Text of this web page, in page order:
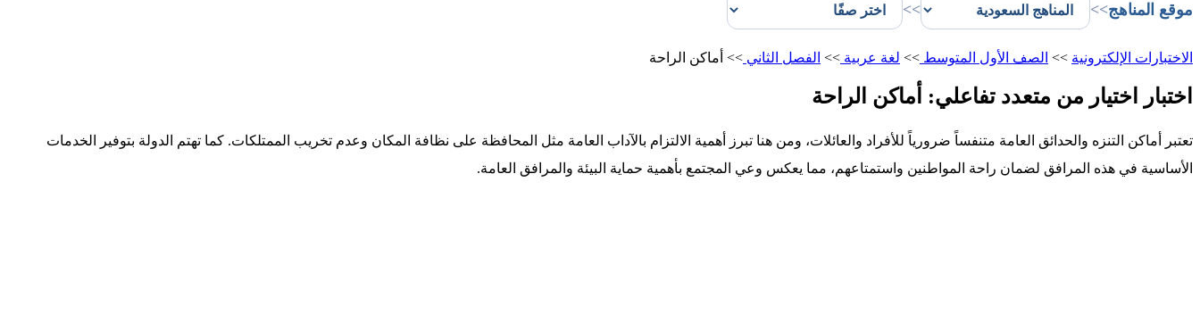
موقع المناهج>>
>>
الاختبارات الإلكترونية >> الصف الأول المتوسط >> لغة عربية >> الفصل الثاني >> أماكن الراحة
اختبار اختيار من متعدد تفاعلي: أماكن الراحة
تعتبر أماكن التنزه والحدائق العامة متنفساً ضرورياً للأفراد والعائلات، ومن هنا تبرز أهمية الالتزام بالآداب العامة مثل المحافظة على نظافة المكان وعدم تخريب الممتلكات. كما تهتم الدولة بتوفير الخدمات
الأساسية في هذه المرافق لضمان راحة المواطنين واستمتاعهم، مما يعكس وعي المجتمع بأهمية حماية البيئة والمرافق العامة.